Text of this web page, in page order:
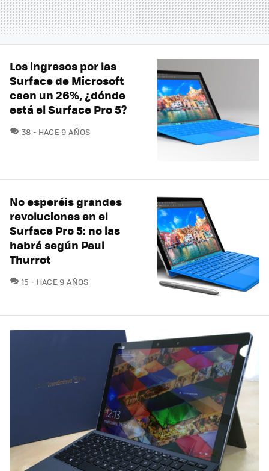
Los ingresos por las
Surface de Microsoft
caen un 26%, ¿dónde
está el Surface Pro 5?
38 COMENTARIOS
HACE 9 AÑOS
No esperéis grandes
revoluciones en el
Surface Pro 5: no las
habrá según Paul
Thurrot
15 COMENTARIOS
HACE 9 AÑOS